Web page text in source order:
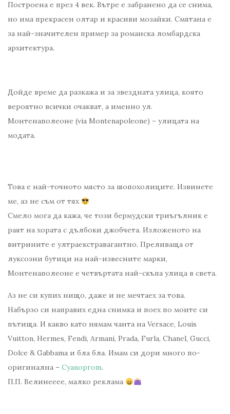
Построена е през 4 век. Вътре е забранено да се снима,
но има прекрасен олтар и красиви мозайки. Смятана е
за най-значителен пример за романска ломбардска
архитектура.
Дойде време да разкажа и за звездната улица, която
вероятно всички очакват, а именно ул.
Монтенаполеоне (via Montenapoleone) – улицата на
модата.
Това е най-точното място за шопохолиците. Извинете
ме, аз не съм от тях
Смело мога да кажа, че този бермудски триъгълник е
раят на хората с дълбоки джобчета. Изложеното на
витрините е ултраекстравагантно. Преливаща от
луксозни бутици на най-извесните марки,
Монтенаполеоне е четвъртата най-скъпа улица в света.
Аз не си купих нищо, даже и не мечтаех за това.
Набързо си направих една снимка и поех по моите си
пътища. И какво като нямам чанта на Versace, Louis
Vuitton, Hermes, Fendi, Armani, Prada, Furla, Chanel, Gucci,
Dolce & Gabbama и бла бла. Имам си дори много по-
оригинална – Cyanoprom.
П.П. Велинееее, малко реклама